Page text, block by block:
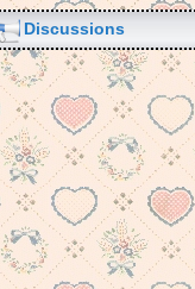
Discussions